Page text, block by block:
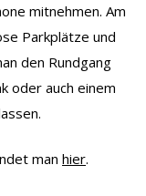
mitnehmen. Am
Parkplätze und
den Rundgang
oder auch einem
man hier.